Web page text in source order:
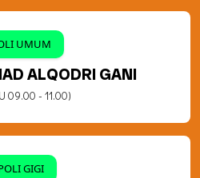
UMUM
ALQODRI GANI
09.00 - 11.00)
GIGI